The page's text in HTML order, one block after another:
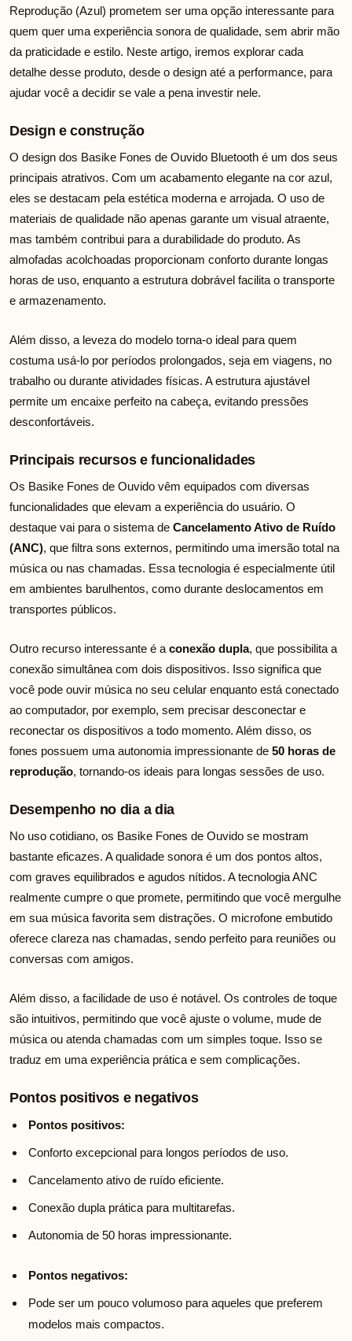
Reprodução (Azul) prometem ser uma opção interessante para
quem quer uma experiência sonora de qualidade, sem abrir mão
da praticidade e estilo. Neste artigo, iremos explorar cada
detalhe desse produto, desde o design até a performance, para
ajudar você a decidir se vale a pena investir nele.
Design e construção
O design dos Basike Fones de Ouvido Bluetooth é um dos seus
principais atrativos. Com um acabamento elegante na cor azul,
eles se destacam pela estética moderna e arrojada. O uso de
materiais de qualidade não apenas garante um visual atraente,
mas também contribui para a durabilidade do produto. As
almofadas acolchoadas proporcionam conforto durante longas
horas de uso, enquanto a estrutura dobrável facilita o transporte
e armazenamento.
Além disso, a leveza do modelo torna-o ideal para quem
costuma usá-lo por períodos prolongados, seja em viagens, no
trabalho ou durante atividades físicas. A estrutura ajustável
permite um encaixe perfeito na cabeça, evitando pressões
desconfortáveis.
Principais recursos e funcionalidades
Os Basike Fones de Ouvido vêm equipados com diversas
funcionalidades que elevam a experiência do usuário. O
destaque vai para o sistema de Cancelamento Ativo de Ruído
(ANC), que filtra sons externos, permitindo uma imersão total na
música ou nas chamadas. Essa tecnologia é especialmente útil
em ambientes barulhentos, como durante deslocamentos em
transportes públicos.
Outro recurso interessante é a conexão dupla, que possibilita a
conexão simultânea com dois dispositivos. Isso significa que
você pode ouvir música no seu celular enquanto está conectado
ao computador, por exemplo, sem precisar desconectar e
reconectar os dispositivos a todo momento. Além disso, os
fones possuem uma autonomia impressionante de 50 horas de
reprodução, tornando-os ideais para longas sessões de uso.
Desempenho no dia a dia
No uso cotidiano, os Basike Fones de Ouvido se mostram
bastante eficazes. A qualidade sonora é um dos pontos altos,
com graves equilibrados e agudos nítidos. A tecnologia ANC
realmente cumpre o que promete, permitindo que você mergulhe
em sua música favorita sem distrações. O microfone embutido
oferece clareza nas chamadas, sendo perfeito para reuniões ou
conversas com amigos.
Além disso, a facilidade de uso é notável. Os controles de toque
são intuitivos, permitindo que você ajuste o volume, mude de
música ou atenda chamadas com um simples toque. Isso se
traduz em uma experiência prática e sem complicações.
Pontos positivos e negativos
Pontos positivos:
Conforto excepcional para longos períodos de uso.
Cancelamento ativo de ruído eficiente.
Conexão dupla prática para multitarefas.
Autonomia de 50 horas impressionante.
Pontos negativos:
Pode ser um pouco volumoso para aqueles que preferem
modelos mais compactos.